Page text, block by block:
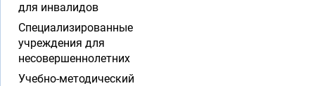
для инвалидов
Специализированные
учреждения для
несовершеннолетних
Учебно-методический